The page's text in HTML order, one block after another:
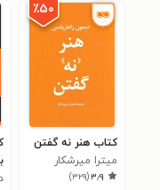
٪۵۰
کتاب هنر نه گفتن
میترا میرشکار
۳٫۹(۳۲۹)